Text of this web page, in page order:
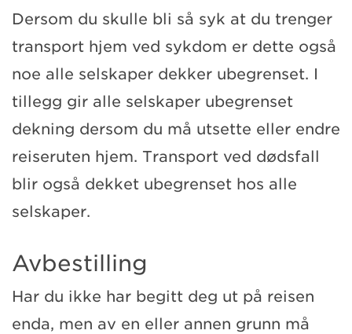
Dersom du skulle bli så syk at du trenger
transport hjem ved sykdom er dette også
noe alle selskaper dekker ubegrenset. I
tillegg gir alle selskaper ubegrenset
dekning dersom du må utsette eller endre
reiseruten hjem. Transport ved dødsfall
blir også dekket ubegrenset hos alle
selskaper.
Avbestilling
Har du ikke har begitt deg ut på reisen
enda, men av en eller annen grunn må